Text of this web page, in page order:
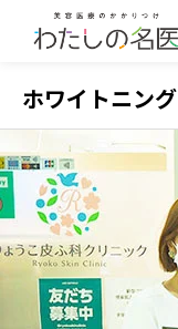
ホワイトニング